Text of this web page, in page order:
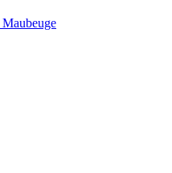
Maubeuge